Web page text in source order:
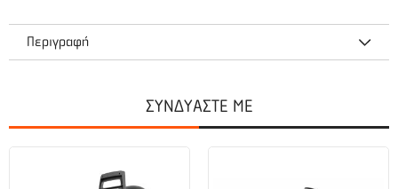
Περιγραφή
Τεχνικά χαρακτηριστικά
Ισχύς (hp):5
ΣΥΝΔΥΑΣΤΕ ΜΕ